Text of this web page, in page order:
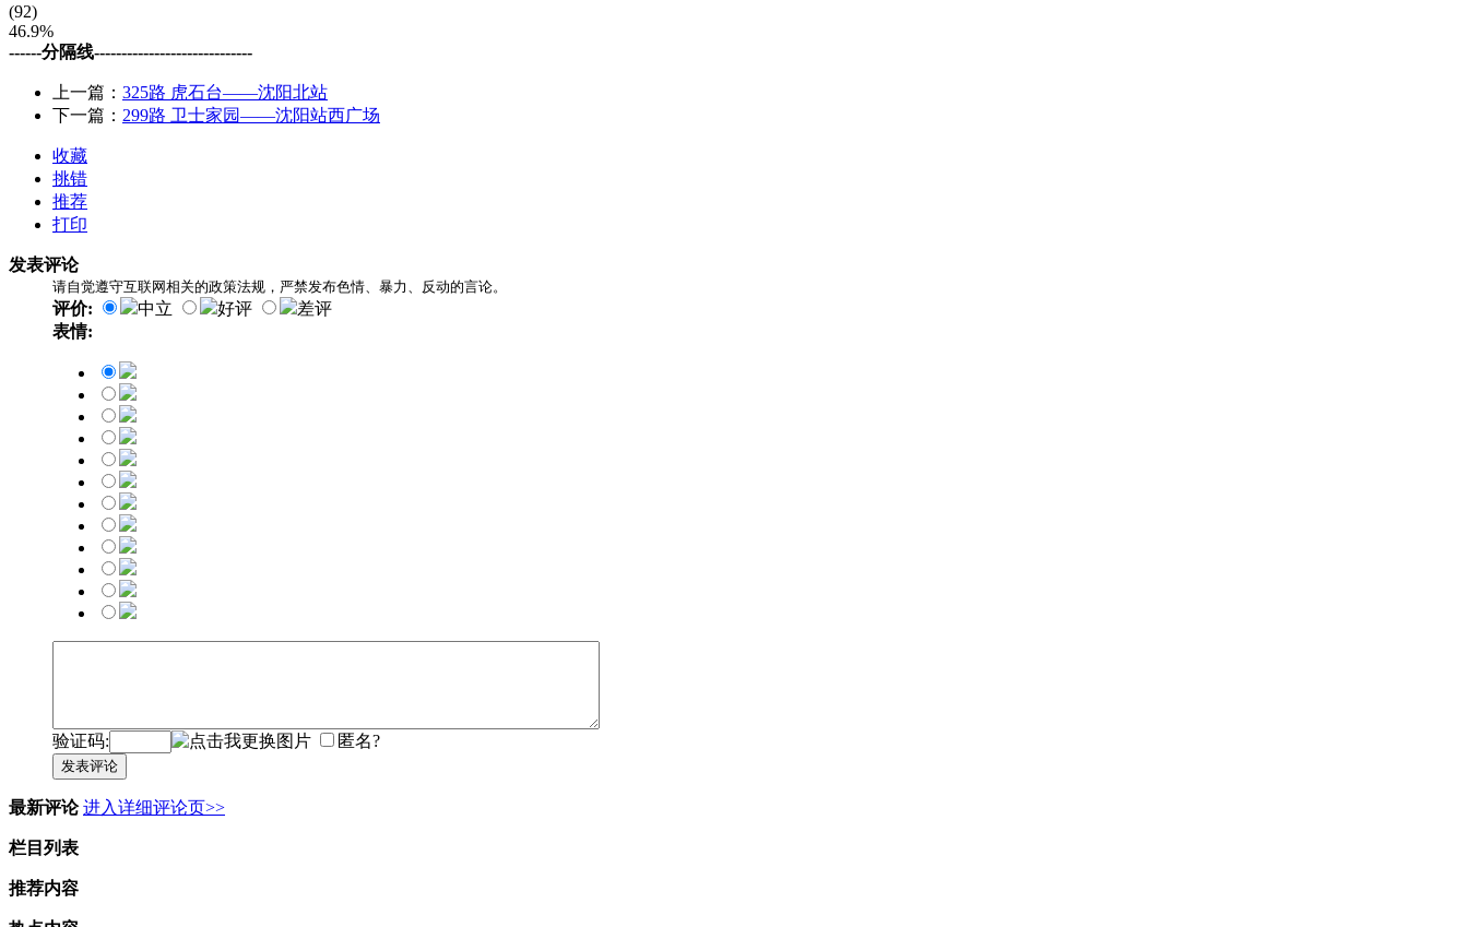
(92)
46.9%
------分隔线-----------------------------
上一篇： 325路 虎石台——沈阳北站
下一篇： 299路 卫士家园——沈阳站西广场
收藏
挑错
推荐
打印
发表评论
请自觉遵守互联网相关的政策法规，严禁发布色情、暴力、反动的言论。
评价: 中立 好评
差评
表情:
验证码: 匿名?
发表评论
最新评论 进入详细评论页>>
栏目列表
推荐内容